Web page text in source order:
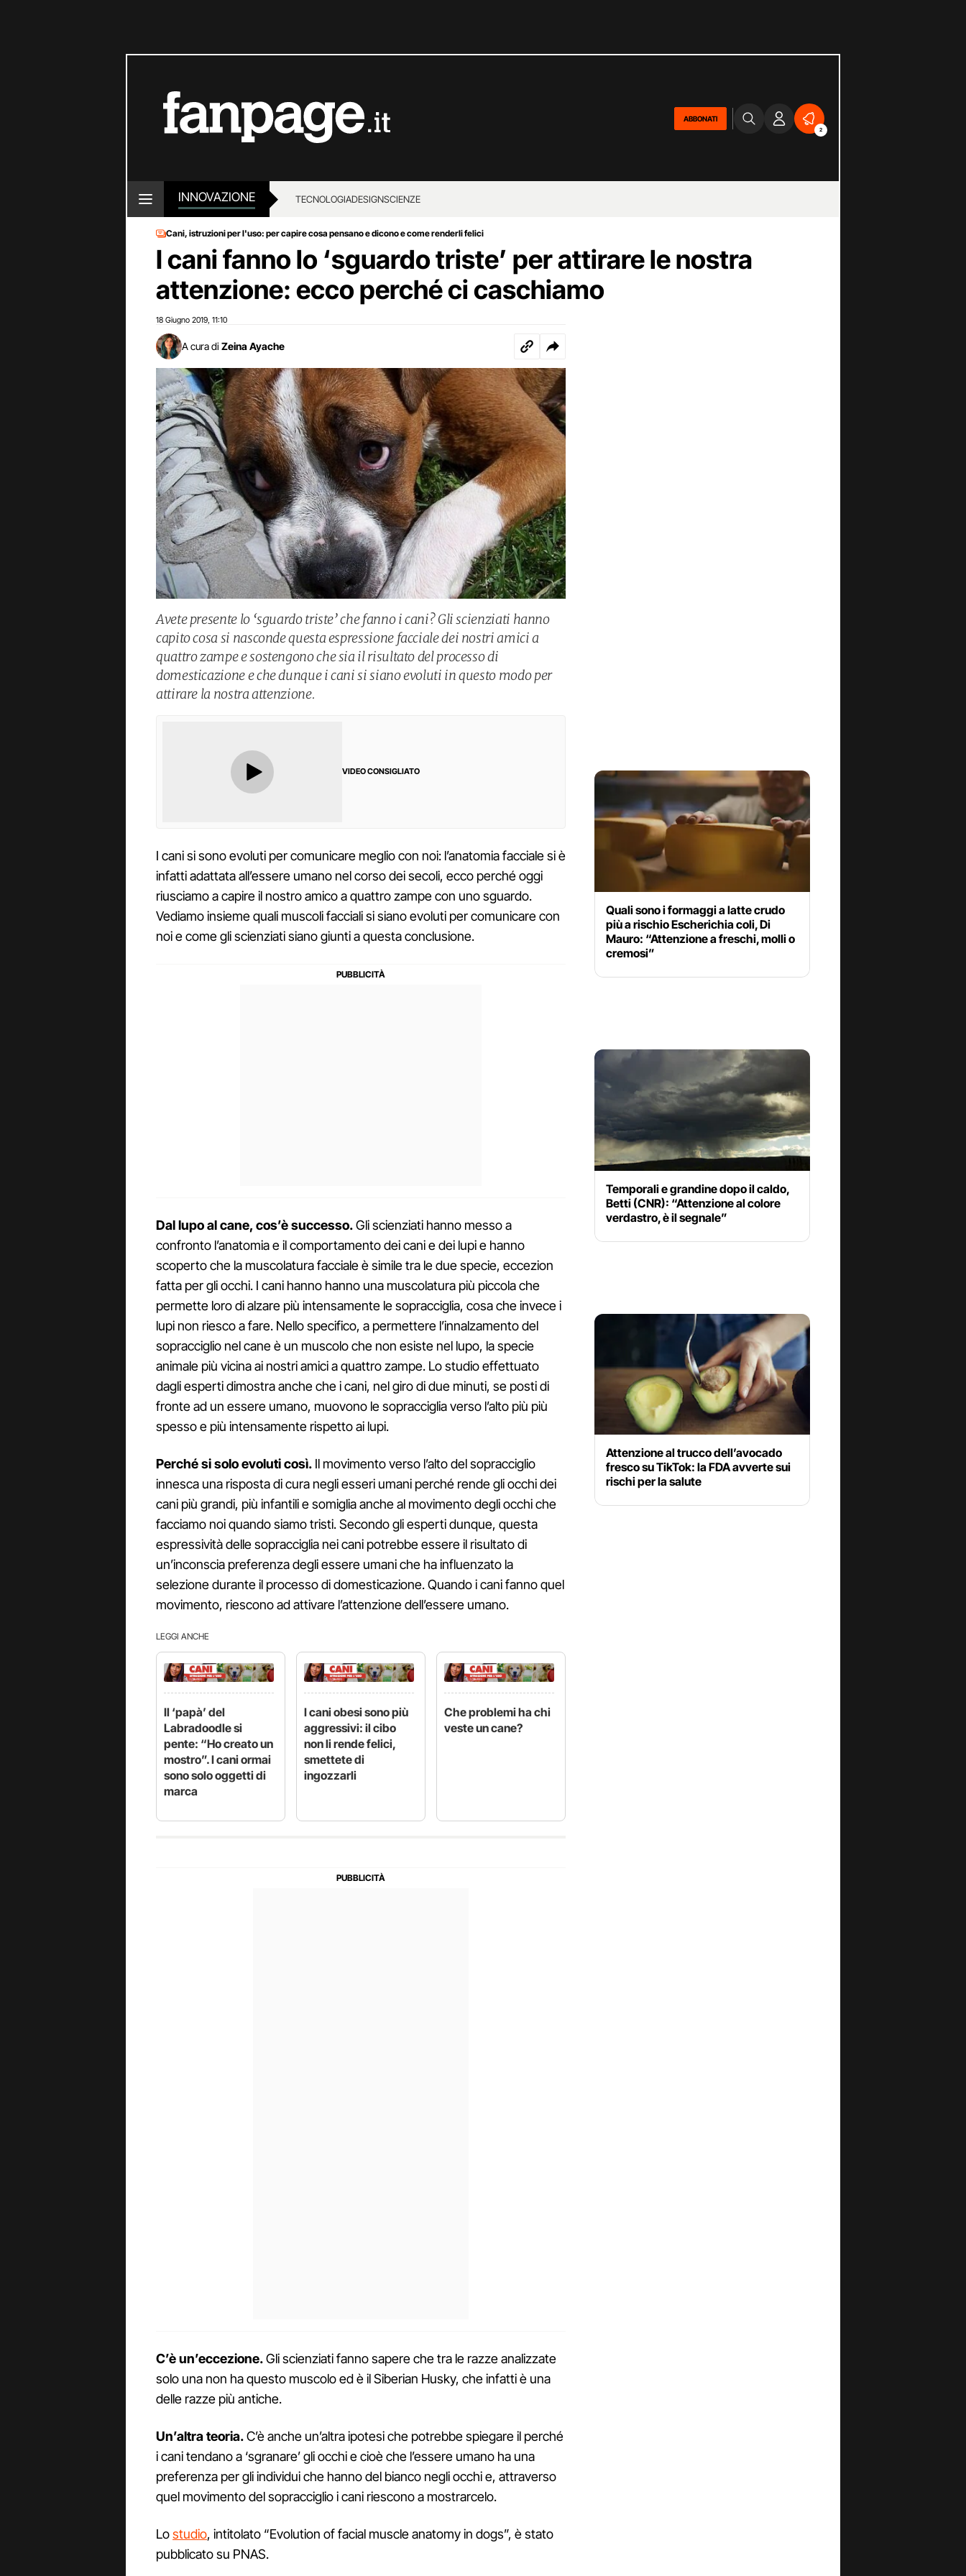
ABBONATI
2
INNOVAZIONE TECNOLOGIADESIGNSCIENZE
Cani, istruzioni per l'uso: per capire cosa pensano e dicono e come renderli felici
I cani fanno lo ‘sguardo triste’ per attirare le nostra
attenzione: ecco perché ci caschiamo
18 Giugno 2019 11:10
A cura di Zeina Ayache
Avete presente lo ‘sguardo triste’ che fanno i cani? Gli scienziati hanno
capito cosa si nasconde questa espressione facciale dei nostri amici a
quattro zampe e sostengono che sia il risultato del processo di
domesticazione e che dunque i cani si siano evoluti in questo modo per
attirare la nostra attenzione.
VIDEO CONSIGLIATO
I cani si sono evoluti per comunicare meglio con noi: l’anatomia facciale si è
infatti adattata all’essere umano nel corso dei secoli, ecco perché oggi
riusciamo a capire il nostro amico a quattro zampe con uno sguardo.
Vediamo insieme quali muscoli facciali si siano evoluti per comunicare con
noi e come gli scienziati siano giunti a questa conclusione.
Dal lupo al cane, cos’è successo.Gli scienziati hanno messo a
confronto l’anatomia e il comportamento dei cani e dei lupi e hanno
scoperto che la muscolatura facciale è simile tra le due specie, eccezion
fatta per gli occhi. I cani hanno hanno una muscolatura più piccola che
permette loro di alzare più intensamente le sopracciglia, cosa che invece i
lupi non riesco a fare. Nello specifico, a permettere l’innalzamento del
sopracciglio nel cane è un muscolo che non esiste nel lupo, la specie
animale più vicina ai nostri amici a quattro zampe. Lo studio effettuato
dagli esperti dimostra anche che i cani, nel giro di due minuti, se posti di
fronte ad un essere umano, muovono le sopracciglia verso l’alto più più
spesso e più intensamente rispetto ai lupi.
Perché si solo evoluti così. Il movimento verso l’alto del sopracciglio
innesca una risposta di cura negli esseri umani perché rende gli occhi dei
cani più grandi, più infantili e somiglia anche al movimento degli occhi che
facciamo noi quando siamo tristi. Secondo gli esperti dunque, questa
espressività delle sopracciglia nei cani potrebbe essere il risultato di
un’inconscia preferenza degli essere umani che ha influenzato la
selezione durante il processo di domesticazione. Quando i cani fanno quel
movimento, riescono ad attivare l’attenzione dell’essere umano.
LEGGI ANCHE
Il ‘papà’ del
Labradoodle si
pente: “Ho creato un
mostro”. I cani ormai
sono solo oggetti di
marca
I cani obesi sono più
aggressivi: il cibo
non li rende felici,
smettete di
ingozzarli
Che problemi ha chi
veste un cane?
C’è un’eccezione.Gli scienziati fanno sapere che tra le razze analizzate
solo una non ha questo muscolo ed è il Siberian Husky, che infatti è una
delle razze più antiche.
Un’altra teoria.C’è anche un’altra ipotesi che potrebbe spiegare il perché
i cani tendano a ‘sgranare’ gli occhi e cioè che l’essere umano ha una
preferenza per gli individui che hanno del bianco negli occhi e, attraverso
quel movimento del sopracciglio i cani riescono a mostrarcelo.
Lostudio, intitolato “Evolution of facial muscle anatomy in dogs”, è stato
pubblicato su PNAS.
Quali sono i formaggi a latte crudo
più a rischio Escherichia coli, Di
Mauro: “Attenzione a freschi, molli o
cremosi”
Temporali e grandine dopo il caldo,
Betti (CNR): “Attenzione al colore
verdastro, è il segnale”
Attenzione al trucco dell’avocado
fresco su TikTok: la FDA avverte sui
rischi per la salute